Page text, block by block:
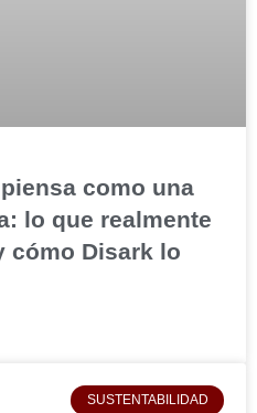
como una
lo que realmente
cómo Disark lo
SUSTENTABILIDAD